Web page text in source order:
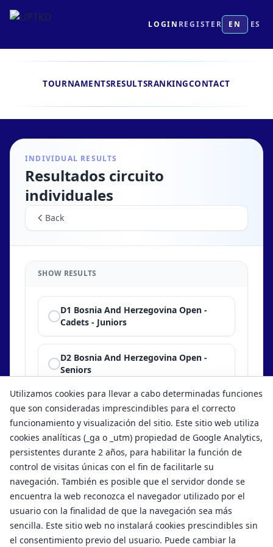
LOGIN REGISTER EN ES
TOURNAMENTSRESULTSRANKINGCONTACT
INDIVIDUAL RESULTS
Resultados circuito
individuales
Back
SHOW RESULTS
D1 Bosnia And Herzegovina Open -
Cadets - Juniors
D2 Bosnia And Herzegovina Open -
Seniors
Show results
Utilizamos cookies para llevar a cabo determinadas funciones
que son consideradas imprescindibles para el correcto
funcionamiento y visualización del sitio. Este sitio web utiliza
cookies analíticas (_ga o _utm) propiedad de Google Analytics,
persistentes durante 2 años, para habilitar la función de
control de visitas únicas con el fin de facilitarle su
navegación. También es posible que el servidor donde se
encuentra la web reconozca el navegador utilizado por el
usuario con la finalidad de que la navegación sea más
sencilla. Este sitio web no instalará cookies prescindibles sin
el consentimiento previo del usuario. Puede cambiar la